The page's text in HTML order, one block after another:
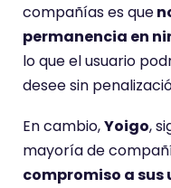
compañías es que
permanencia en
lo que el usuario
desee sin
En cambio,Yoigo,
mayoría de
compromiso a sus